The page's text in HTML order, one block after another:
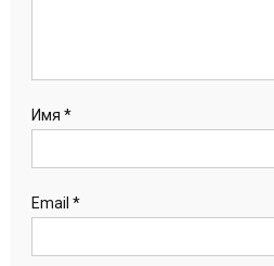
Имя *
Email *